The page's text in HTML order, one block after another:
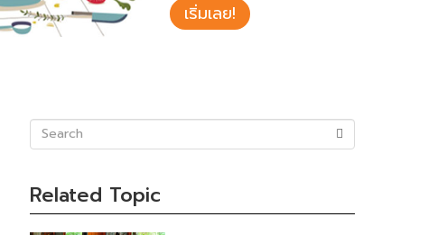
เริ่มเลย!
Related Topic